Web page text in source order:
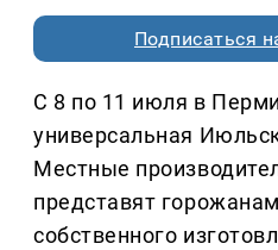
Подписаться
С 8 по 11 июля в
универсальная
Местные
представят
собственного